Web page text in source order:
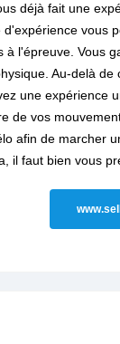
déjà fait une
d'expérience vous
à l'épreuve. Vous
Au-delà de
une expérience
de vos
afin de marcher
il faut bien vous